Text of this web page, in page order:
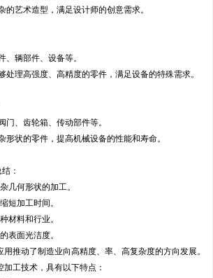
艺术造型，满足设计师的创意需求。
辆部件、设备等。
理高强度、高精度的零件，满足设备的特殊需求。
、齿轮箱、传动部件等。
状的零件，提高机械设备的性能和寿命。
：
几何形状的加工。
短加工时间。
材料和行业。
表面光洁度。
推动了制造业向高精度、率、高复杂度的方向发展。
工技术，具有以下特点：